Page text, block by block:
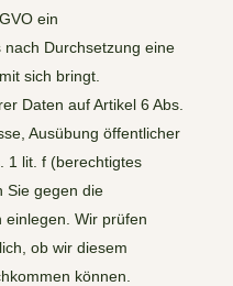
ein
Durchsetzung eine
sich bringt.
Daten auf Artikel 6 Abs.
Ausübung öffentlicher
1 lit. f (berechtigtes
Sie gegen die
einlegen. Wir prüfen
ob wir diesem
können.